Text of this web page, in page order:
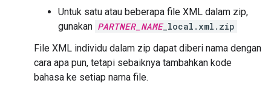
Untuk satu atau beberapa file XML dalam zip,
gunakan PARTNER_NAME_local.xml.zip
File XML individu dalam zip dapat diberi nama dengan
cara apa pun, tetapi sebaiknya tambahkan kode
bahasa ke setiap nama file.